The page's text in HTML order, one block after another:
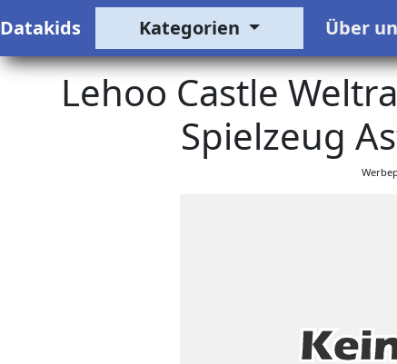
Datakids Kategorien Über
Lehoo Castle
Spielzeug